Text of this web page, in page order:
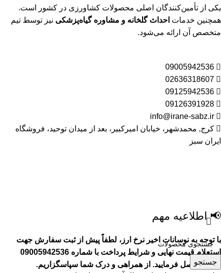
یکی از تأمین‌کنندگان اصلی محصولات کشاورزی در کشور است.
همچنین خدمات احداث گلخانه و مشاوره گیاه‌پزشکی نیز توسط تیم
متخصص آن ارائه می‌شود.
09005942536
02636318607
09125942536
09126391928
info@irane-sabz.ir
کرج, محمدشهر، خیابان امیرکبیر، بعد از میدان توحید، فروشگاه
ایران سبز
جستجو
📢 اطلاعیه مهم
با توجه به نوسانات اخیر نرخ ارز، لطفاً پیش از ثبت سفارش جهت
استعلام قیمت نهایی و شرایط پرداخت با شماره 09005942536
تماس حاصل فرمایید. از همراهی و درک شما سپاسگزاریم.